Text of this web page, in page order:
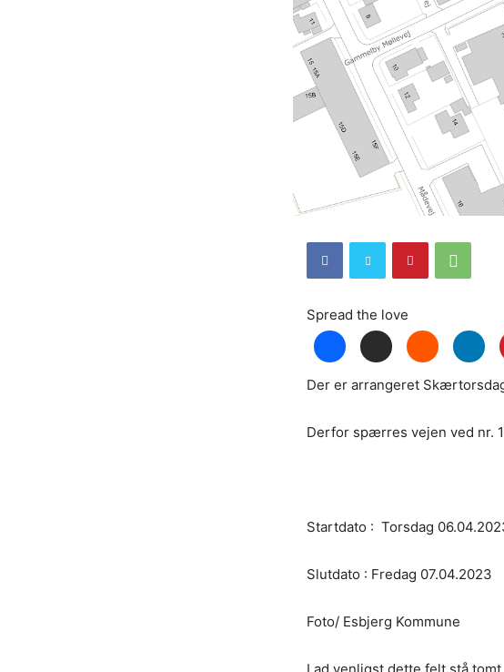
Spread the love
Der er arrangeret
Derfor spærres vejen ved nr.
Startdato : Torsdag
Slutdato : Fredag 07.04.2023
Foto/ Esbjerg Kommune
Lad venligst dette felt stå tomt.